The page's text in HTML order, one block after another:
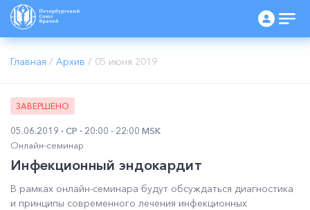
Главная / Архив / 05 июня 2019
ЗАВЕРШЕНО
05.06.2019 СР
20:00 - 22:00 MSK
Онлайн-семинар
Инфекционный эндокардит
В рамках онлайн-семинара будут обсуждаться диагностика
и принципы современного лечения инфекционных